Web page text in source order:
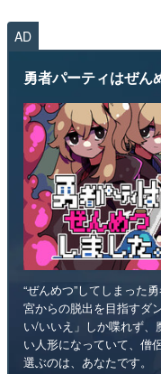
AD
勇者パーティはぜん
“ぜんめつ”してしまった
宮からの脱出を目指すダ
い/いいえ」しか喋れず
い人形になっていて、僧
選ぶのは、あなたです。